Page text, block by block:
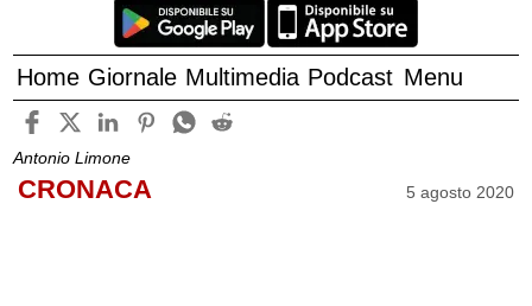
Home Giornale Multimedia Podcast Menu
Antonio Limone
CRONACA 5 agosto 2020